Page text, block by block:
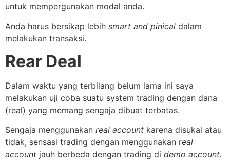
untuk mempergunakan modal anda.
Anda harus bersikap lebih smart and pinical dalam
melakukan transaksi.
Rear Deal
Dalam waktu yang terbilang belum lama ini saya
melakukan uji coba suatu system trading dengan dana
(real) yang memang sengaja dibuat terbatas.
Sengaja menggunakan real account karena disukai atau
tidak, sensasi trading dengan menggunakan real
account jauh berbeda dengan trading di demo account.